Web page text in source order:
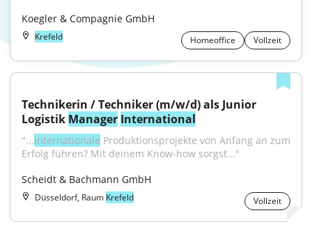
Koegler & Compagnie GmbH
Krefeld Homeoffice Vollzeit
Technikerin / Techniker (m/w/d) als Junior
Logistik Manager International
"...internationale Produktionsprojekte von Anfang an zum
Erfolg führen? Mit deinem Know-how sorgst..."
Scheidt & Bachmann GmbH
Düsseldorf, Raum Krefeld Vollzeit